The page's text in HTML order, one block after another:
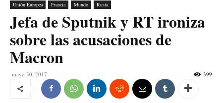
Unión Europea Francia Mundo Rusia
Jefa de Sputnik y RT ironiza
sobre las acusaciones de
Macron
mayo 30, 2017 399